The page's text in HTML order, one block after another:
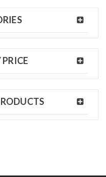
PRICE